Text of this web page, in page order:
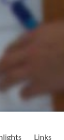
Links